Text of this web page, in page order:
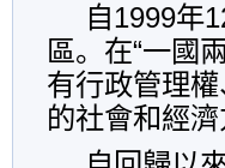
自1999年
區。在“一國
有行政管理
的社會和經